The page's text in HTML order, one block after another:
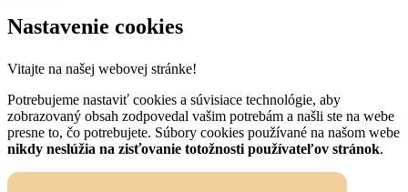
Nastavenie cookies
Vitajte na našej webovej stránke!
Potrebujeme nastaviť cookies a súvisiace technológie, aby
zobrazovaný obsah zodpovedal vašim potrebám a našli ste na webe
presne to, čo potrebujete. Súbory cookies používané na našom webe
nikdy neslúžia na zisťovanie totožnosti používateľov stránok.